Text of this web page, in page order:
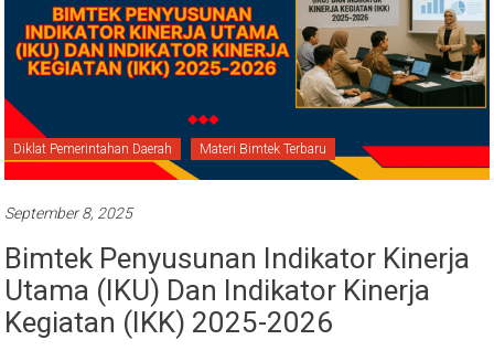
Diklat Pemerintahan Daerah Materi Bimtek Terbaru
September 8, 2025
Bimtek Penyusunan Indikator Kinerja
Utama (IKU) Dan Indikator Kinerja
Kegiatan (IKK) 2025-2026